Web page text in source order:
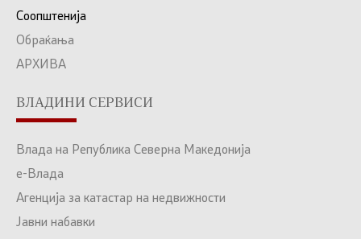
Соопштенија
Обраќања
АРХИВА
ВЛАДИНИ СЕРВИСИ
Влада на Република Северна Македонија
е-Влада
Агенција за катастар на недвижности
Јавни набавки